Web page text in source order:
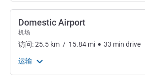
Domestic Airport
机场
访问:25.5 km / 15.84 mi 33 min drive
运输